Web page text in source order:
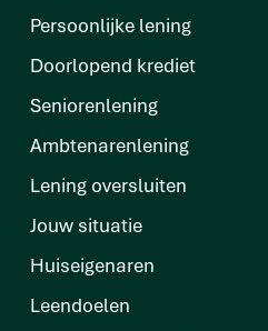
Persoonlijke lening
Doorlopend krediet
Seniorenlening
Ambtenarenlening
Lening oversluiten
Jouw situatie
Huiseigenaren
Leendoelen